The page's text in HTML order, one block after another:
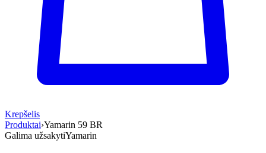
Krepšelis
Produktai›Yamarin 59 BR
Galima užsakytiYamarin